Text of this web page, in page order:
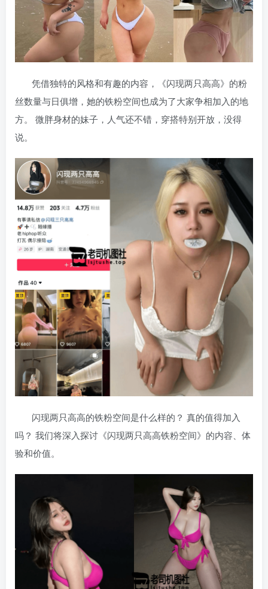
凭借独特的风格和有趣的内容，《闪现两只高高》的粉
丝数量与日俱增，她的铁粉空间也成为了大家争相加入的地
方。 微胖身材的妹子，人气还不错，穿搭特别开放，没得
说。
闪现两只高高的铁粉空间是什么样的？ 真的值得加入
吗？ 我们将深入探讨《闪现两只高高铁粉空间》的内容、体
验和价值。